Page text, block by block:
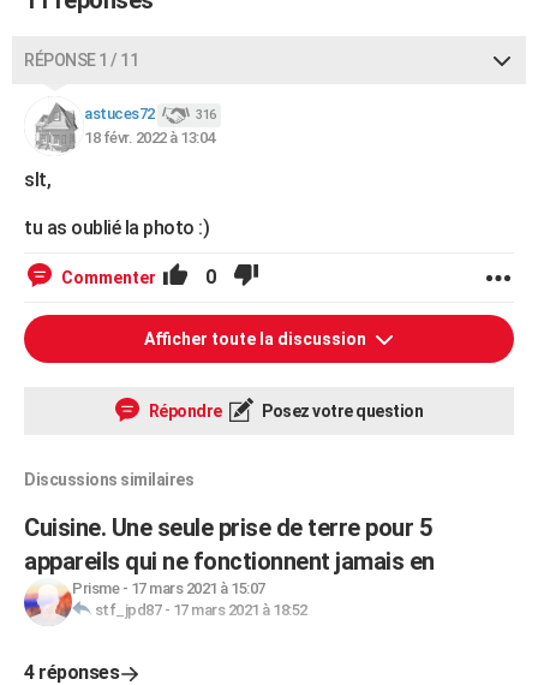
Bricolage
Lifestyle
Culture
Sport
Auto
Television
Voyage
Cinema
RÉPONSE 1 / 11
astuces72 316
18 févr. 2022 à 13:04
slt,
tu as oublié la photo :)
Commenter 0
Afficher toute la discussion
Répondre Posez votre question
Discussions similaires
Cuisine. Une seule prise de terre pour 5
appareils qui ne fonctionnent jamais en
Prisme- 17 mars 2021 à 15:07
stf_jpd87- 17 mars 2021 à 18:52
4 réponses